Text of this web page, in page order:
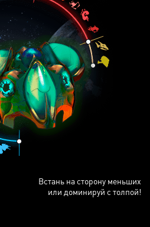
Встань на сторону меньших
или доминируй с толпой!